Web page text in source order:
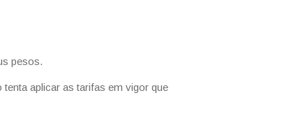
pesos.
aplicar as tarifas em vigor que